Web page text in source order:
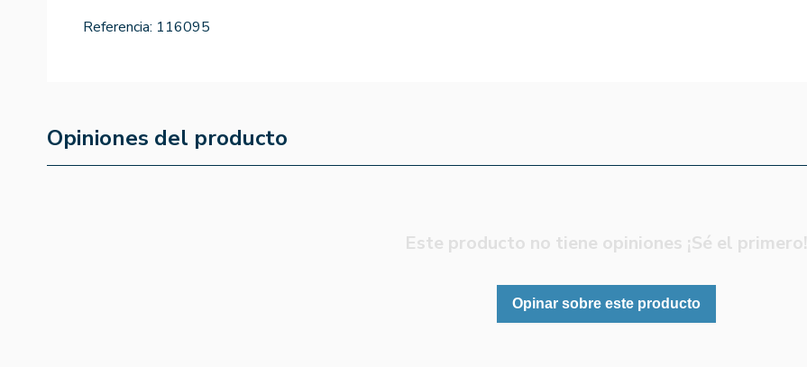
Referencia: 116095
Opiniones del producto
Este producto no tiene opiniones ¡Sé el primero!
Opinar sobre este producto